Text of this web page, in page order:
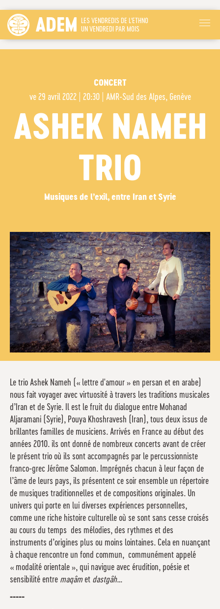
ADEM
LES VENDREDIS DE L'ETHNO
UN VENDREDI PAR MOIS
CONCERT
ve 29 avril 2022 | 20:30| AMR-Sud des Alpes, Genève
ASHEK NAMEH
TRIO
Musiques de l’exil, entre Iran et Syrie
Le trio Ashek Nameh (« lettre d'amour » en persan et en arabe)
nous fait voyager avec virtuosité à travers les traditions musicales
d’Iran et de Syrie. Il est le fruit du dialogue entre Mohanad
Aljaramani (Syrie), Pouya Khoshravesh (Iran), tous deux issus de
brillantes familles de musiciens. Arrivés en France au début des
années 2010. ils ont donné de nombreux concerts avant de créer
le présent trio où ils sont accompagnés par le percussionniste
franco-grec Jérôme Salomon. Imprégnés chacun à leur façon de
l’âme de leurs pays, ils présentent ce soir ensemble un répertoire
de musiques traditionnelles et de compositions originales. Un
univers qui porte en lui diverses expériences personnelles,
comme une riche histoire culturelle où se sont sans cesse croisés
au cours du temps des mélodies, des rythmes et des
instruments d’origines plus ou moins lointaines. Cela en nuançant
à chaque rencontre un fond commun, communément appelé
« modalité orientale », qui navigue avec érudition, poésie et
sensibilité entre maqâmet dastgâh…
-----